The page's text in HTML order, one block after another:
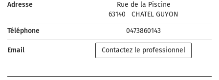
Adresse
Rue de la Piscine
63140
CHATEL GUYON
Téléphone
0473860143
Email Contactez le professionnel